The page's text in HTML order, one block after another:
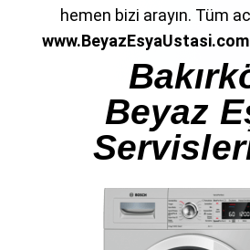
hemen bizi arayın. Tüm
www.BeyazEsyaUstasi.com
Beyaz